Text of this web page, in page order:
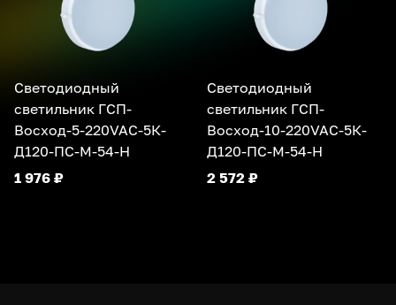
Светодиодный
светильник ГСП-
Восход-5-220VAC-5К-
Д120-ПС-М-54-Н
1 976 ₽
Светодиодный
светильник ГСП-
Восход-10-220VAC-5К-
Д120-ПС-М-54-Н
2 572 ₽